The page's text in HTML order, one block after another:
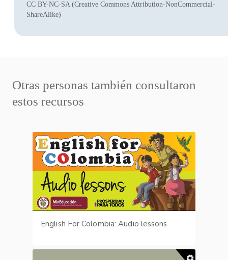
CC BY-NC-SA (Creative Commons Attribution-NonCommercial-
ShareAlike)
Otras personas también consultaron
estos recursos
English For Colombia: Audio lessons